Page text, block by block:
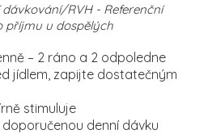
dávkování/RVH - Referenční
příjmu u dospělých
– 2 ráno a 2 odpoledne
jídlem, zapijte dostatečným
stimuluje
denní dávku